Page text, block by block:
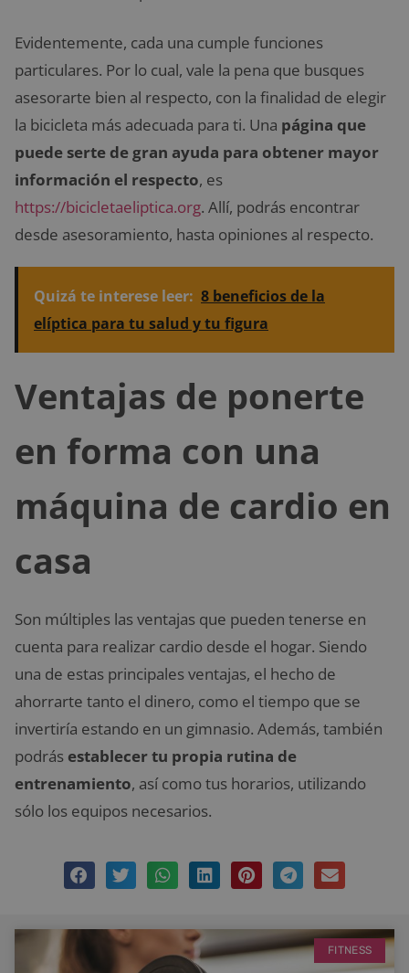
Evidentemente, cada una cumple funciones
particulares. Por lo cual, vale la pena que busques
asesorarte bien al respecto, con la finalidad de elegir
la bicicleta más adecuada para ti. Una página que
puede serte de gran ayuda para obtener mayor
información el respecto, es
https://bicicletaeliptica.org. Allí, podrás encontrar
desde asesoramiento, hasta opiniones al respecto.
Quizá te interese leer: 8 beneficios de la
elíptica para tu salud y tu figura
Ventajas de ponerte
en forma con una
máquina de cardio en
casa
Son múltiples las ventajas que pueden tenerse en
cuenta para realizar cardio desde el hogar. Siendo
una de estas principales ventajas, el hecho de
ahorrarte tanto el dinero, como el tiempo que se
invertiría estando en un gimnasio. Además, también
podrás establecer tu propia rutina de
entrenamiento, así como tus horarios, utilizando
sólo los equipos necesarios.
FITNESS